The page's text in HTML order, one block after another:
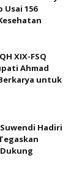
156
XIX-FSQ
Ahmad
untuk
Hadiri